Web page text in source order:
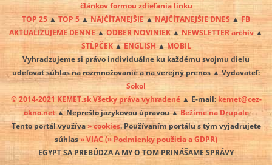
článkov formou zdieľania linku
TOP 25 ▲ TOP 5▲NAJČÍTANEJŠIE▲NAJČÍTANEJŠIE DNES ▲FB
AKTUALIZUJEME DENNE▲ODBER NOVINIEK▲ NEWSLETTER archív ▲
STĹPČEK▲ENGLISH▲MOBIL
Vyhradzujeme si právo individuálne ku každému svojmu dielu
udeľovať súhlas na rozmnožovanie a na verejný prenos ▲ Vydavateľ:
Sokol
© 2014-2021 KEMET.sk Všetky práva vyhradené▲ E-mail: kemet@cez-
okno.net▲ Neprešlo jazykovou úpravou ▲ Bežíme na Drupale
Tento portál využíva» cookies. Používaním portálu s tým vyjadrujete
súhlas» VIAC(» Podmienky použitia a GDPR)
EGYPT SA PREBÚDZA A MY O TOM PRINÁŠAME SPRÁVY